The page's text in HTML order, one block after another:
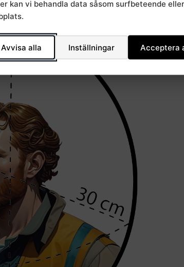
kan vi behandla data såsom surfbeteende
Avvisa alla Inställningar Acceptera